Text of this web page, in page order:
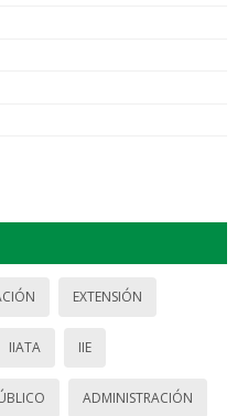
EXTENSIÓN
IIATA IIE
ADMINISTRACIÓN